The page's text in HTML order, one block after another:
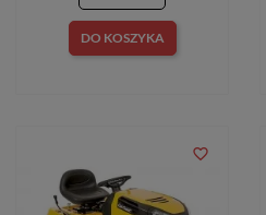
DO KOSZYKA
favorite_border